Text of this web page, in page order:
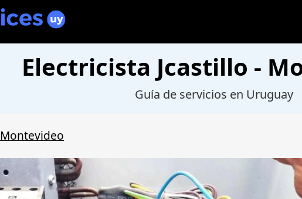
Electricista Jcastillo -
Guía de servicios en Uruguay
Montevideo